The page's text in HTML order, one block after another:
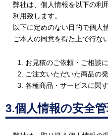
弊社は、個人情報を以下の利
利用致します。
以下に定めのない目的で個人
ご本人の同意を得た上で行な
お見積のご依頼・ご相談
ご注文いただいた商品の
各種商品・サービスに関
3.個人情報の安全